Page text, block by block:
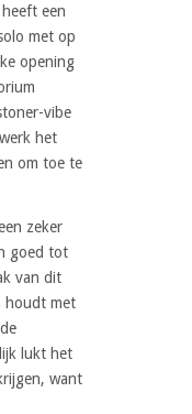
een
met op
opening
vibe
het
om toe te
zeker
goed tot
van dit
houdt met
lukt het
want